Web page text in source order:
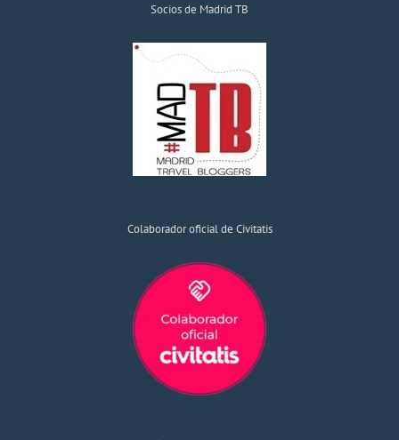
Socios de Madrid TB
Colaborador oficial de Civitatis